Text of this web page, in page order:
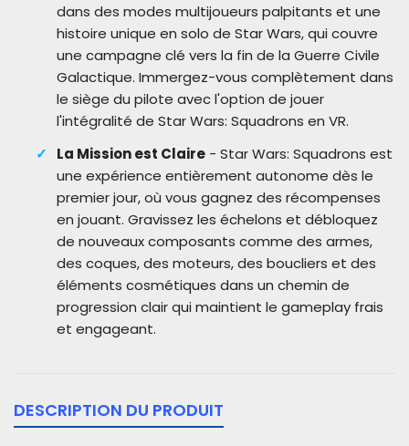
dans des modes multijoueurs palpitants et une
histoire unique en solo de Star Wars, qui couvre
une campagne clé vers la fin de la Guerre Civile
Galactique. Immergez-vous complètement dans
le siège du pilote avec l'option de jouer
l'intégralité de Star Wars: Squadrons en VR.
La Mission est Claire- Star Wars: Squadrons est
une expérience entièrement autonome dès le
premier jour, où vous gagnez des récompenses
en jouant. Gravissez les échelons et débloquez
de nouveaux composants comme des armes,
des coques, des moteurs, des boucliers et des
éléments cosmétiques dans un chemin de
progression clair qui maintient le gameplay frais
et engageant.
DESCRIPTION DU PRODUIT